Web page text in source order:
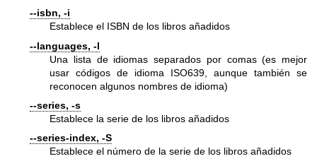
--isbn, -i
Establece el ISBN de los libros añadidos
--languages, -l
Una lista de idiomas separados por comas (es mejor
usar códigos de idioma ISO639, aunque también se
reconocen algunos nombres de idioma)
--series, -s
Establece la serie de los libros añadidos
--series-index, -S
Establece el número de la serie de los libros añadidos